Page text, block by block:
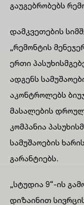
გაუგებრობებს
დამკვეთების
„რემონტის
ერთი
ადგენს
აკონტროლებს
მასალების
კომპანია
სამუშაოების
გარანტიებს.
„სტუდია 9“-ის
დიზაინით